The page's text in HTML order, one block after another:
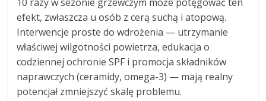
efekt, zwłaszcza u osób z cerą suchą i atopową.
Interwencje proste do wdrożenia — utrzymanie
właściwej wilgotności powietrza, edukacja o
codziennej ochronie SPF i promocja składników
naprawczych (ceramidy, omega-3) — mają realny
potencjał zmniejszyć skalę problemu.